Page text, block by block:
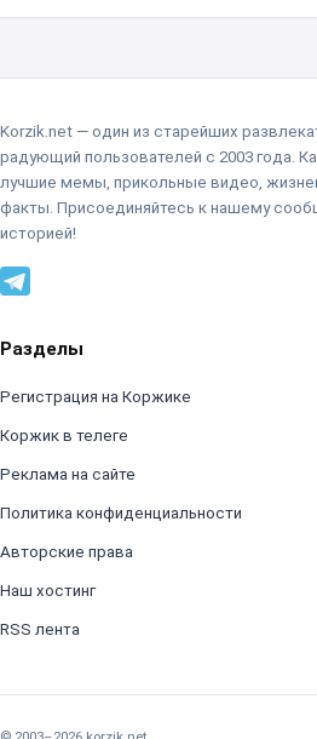
Korzik.net — один из старейших
радующий пользователей с 2003 года.
лучшие мемы, прикольные видео,
факты. Присоединяйтесь к нашему
историей!
Разделы
Регистрация на Коржике
Коржик в телеге
Реклама на сайте
Политика конфиденциальности
Авторские права
Наш хостинг
RSS лента